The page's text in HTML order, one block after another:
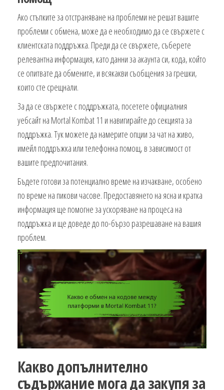
Ако стъпките за отстраняване на проблеми не решат вашите
проблеми с обмена, може да е необходимо да се свържете с
клиентската поддръжка. Преди да се свържете, съберете
релевантна информация, като данни за акаунта си, кода, който
се опитвате да обмените, и всякакви съобщения за грешки,
които сте срещнали.
За да се свържете с поддръжката, посетете официалния
уебсайт на Mortal Kombat 11 и навигирайте до секцията за
поддръжка. Тук можете да намерите опции за чат на живо,
имейл поддръжка или телефонна помощ, в зависимост от
вашите предпочитания.
Бъдете готови за потенциално време на изчакване, особено
по време на пикови часове. Предоставянето на ясна и кратка
информация ще помогне за ускоряване на процеса на
поддръжка и ще доведе до по-бързо разрешаване на вашия
проблем.
Какво допълнително
съдържание мога да закупя за